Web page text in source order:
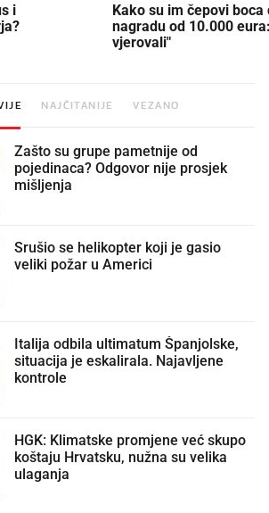
i
Kako su im čepovi boca
nagradu od 10.000
vjerovali"
NAJČITANIJE VEZANO
Zašto su grupe pametnije od
pojedinaca? Odgovor nije prosjek
mišljenja
Srušio se helikopter koji je gasio
veliki požar u Americi
Italija odbila ultimatum Španjolske,
situacija je eskalirala. Najavljene
kontrole
HGK: Klimatske promjene već skupo
koštaju Hrvatsku, nužna su velika
ulaganja